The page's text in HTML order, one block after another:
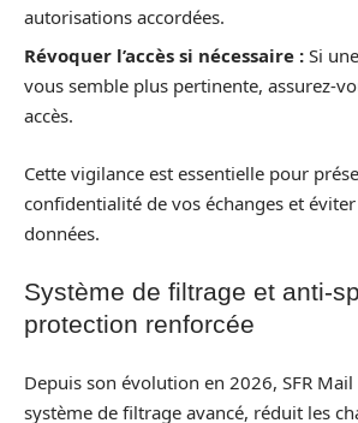
autorisations accordées.
Révoquer l’accès si nécessaire : Si
vous semble plus pertinente, assurez-
accès.
Cette vigilance est essentielle pour
confidentialité de vos échanges et
données.
Système de filtrage et anti-
protection renforcée
Depuis son évolution en 2026, SFR
système de filtrage avancé, réduit les